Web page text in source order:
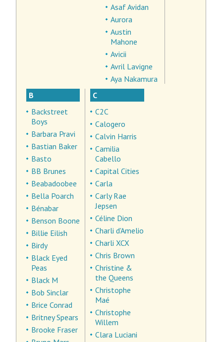
Asaf Avidan
Aurora
Austin
Mahone
Avicii
Avril Lavigne
Aya Nakamura
B
Backstreet
Boys
Barbara Pravi
Bastian Baker
Basto
BB Brunes
Beabadoobee
Bella Poarch
Bénabar
Benson Boone
Billie Eilish
Birdy
Black Eyed
Peas
Black M
Bob Sinclar
Brice Conrad
Britney Spears
Brooke Fraser
C
C2C
Calogero
Calvin Harris
Camilia
Cabello
Capital Cities
Carla
Carly Rae
Jepsen
Céline Dion
Charli d'Amelio
Charli XCX
Chris Brown
Christine &
the Queens
Christophe
Maé
Christophe
Willem
Clara Luciani